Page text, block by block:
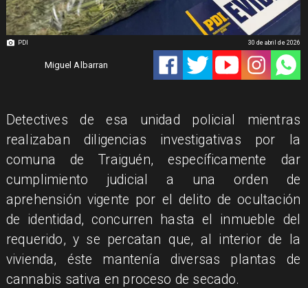
PDI
Miguel Albarran
30 de abril de 2026
​Detectives de esa unidad policial mientras
realizaban diligencias investigativas por la
comuna de Traiguén, específicamente dar
cumplimiento judicial a una orden de
aprehensión vigente por el delito de ocultación
de identidad, concurren hasta el inmueble del
requerido, y se percatan que, al interior de la
vivienda, éste mantenía diversas plantas de
cannabis sativa en proceso de secado.